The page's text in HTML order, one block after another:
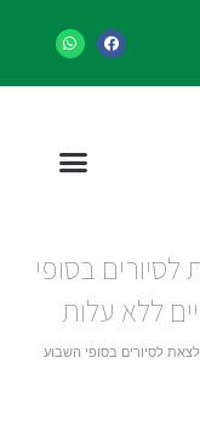
בסופי
ללא עלות
לסיורים בסופי השבוע